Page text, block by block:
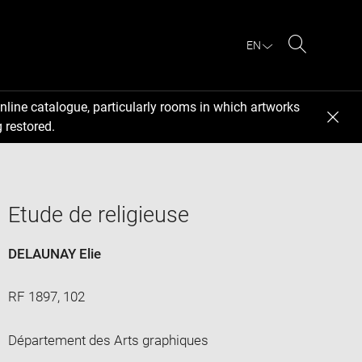
EN
catalogue, particularly rooms in which artworks
restored.
Etude de religieuse
DELAUNAY Elie
RF 1897, 102
Département des Arts graphiques